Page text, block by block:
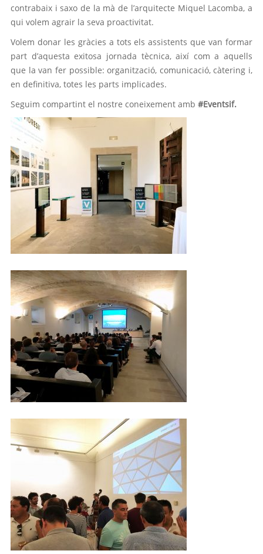
contrabaix i saxo de la mà de l’arquitecte Miquel Lacomba, a
qui volem agrair la seva proactivitat.
Volem donar les gràcies a tots els assistents que van formar
part d’aquesta exitosa jornada tècnica, així com a aquells
que la van fer possible: organització, comunicació, càtering i,
en definitiva, totes les parts implicades.
Seguim compartint el nostre coneixement amb #Eventsif.